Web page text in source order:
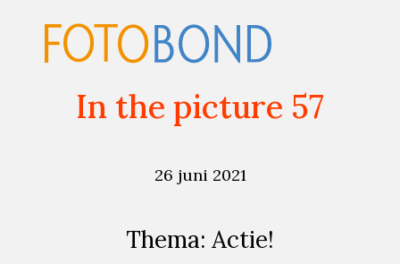
In the picture 57
26 juni 2021
Thema: Actie!